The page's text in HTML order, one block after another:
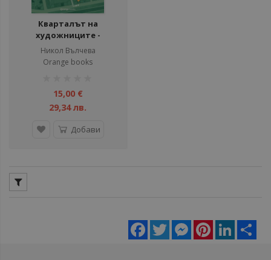
Кварталът на
художниците -
Кварталът на
артистите
Никол Вълчева
Orange books
15,00 €
29,34 лв.
Добави
Facebook
Twitter MessengerPinterestLinkedIn